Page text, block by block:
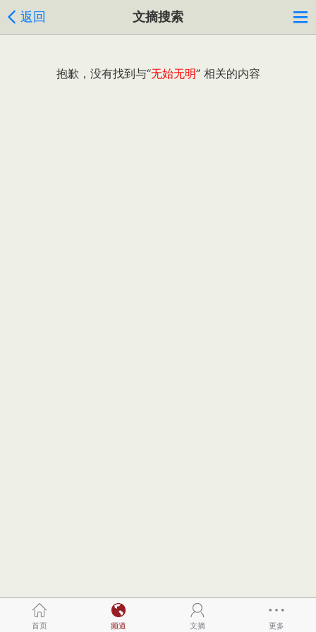
返回 文摘搜索
抱歉，没有找到与“无始无明” 相关的内容
首页 频道 文摘 更多